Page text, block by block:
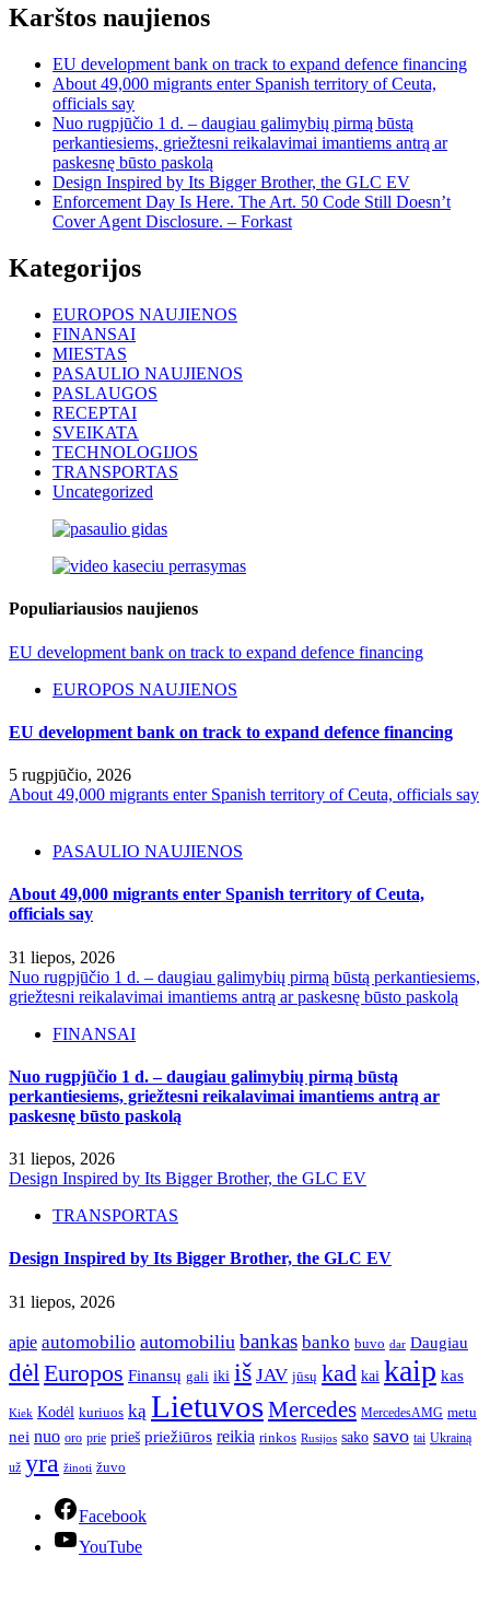
Karštos naujienos
EU development bank on track to expand defence financing
About 49,000 migrants enter Spanish territory of Ceuta,
officials say
Nuo rugpjūčio 1 d. – daugiau galimybių pirmą būstą
perkantiesiems, griežtesni reikalavimai imantiems antrą ar
paskesnę būsto paskolą
Design Inspired by Its Bigger Brother, the GLC EV
Enforcement Day Is Here. The Art. 50 Code Still Doesn’t
Cover Agent Disclosure. – Forkast
Kategorijos
EUROPOS NAUJIENOS
FINANSAI
MIESTAS
PASAULIO NAUJIENOS
PASLAUGOS
RECEPTAI
SVEIKATA
TECHNOLOGIJOS
TRANSPORTAS
Uncategorized
Populiariausios naujienos
EU development bank on track to expand defence financing
EUROPOS NAUJIENOS
EU development bank on track to expand defence financing
5 rugpjūčio, 2026
About 49,000 migrants enter Spanish territory of Ceuta, officials say
PASAULIO NAUJIENOS
About 49,000 migrants enter Spanish territory of Ceuta,
officials say
31 liepos, 2026
Nuo rugpjūčio 1 d. – daugiau galimybių pirmą būstą perkantiesiems,
griežtesni reikalavimai imantiems antrą ar paskesnę būsto paskolą
FINANSAI
Nuo rugpjūčio 1 d. – daugiau galimybių pirmą būstą
perkantiesiems, griežtesni reikalavimai imantiems antrą ar
paskesnę būsto paskolą
31 liepos, 2026
Design Inspired by Its Bigger Brother, the GLC EV
TRANSPORTAS
Design Inspired by Its Bigger Brother, the GLC EV
31 liepos, 2026
apie automobilio automobiliu bankas banko buvo dar Daugiau
dėl Europos Finansų gali iki iš JAV jūsų kad kai kaip kas
Kiek Kodėl kuriuos ką LietuvosMercedes MercedesAMG metu
nei nuo oro prie prieš priežiūros reikia rinkos Rusijos sako savo tai Ukrainą
už yra žinoti žuvo
Facebook
YouTube